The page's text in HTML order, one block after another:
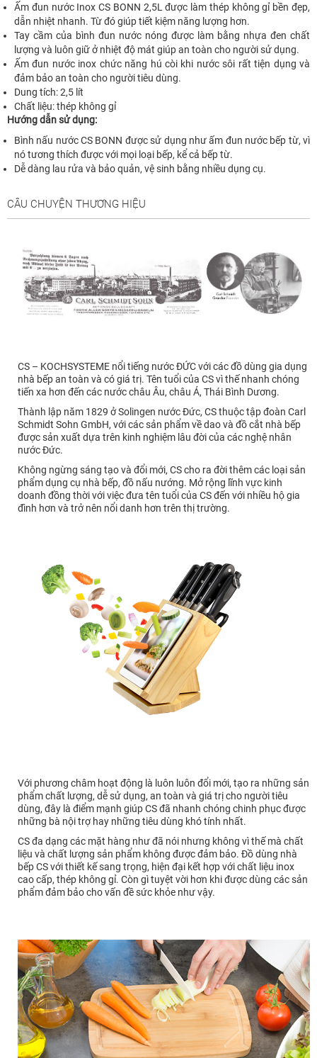
Ấm đun nước Inox CS BONN 2,5L được làm thép không gỉ bền đẹp,
dẫn nhiệt nhanh. Từ đó giúp tiết kiệm năng lượng hơn.
Tay cầm của bình đun nước nóng được làm bằng nhựa đen chất
lượng và luôn giữ ở nhiệt độ mát giúp an toàn cho người sử dụng.
Ấm đun nước inox chức năng hú còi khi nước sôi rất tiện dụng và
đảm bảo an toàn cho người tiêu dùng.
Dung tích: 2,5 lít
Chất liệu: thép không gỉ
Hướng dẫn sử dụng:
Bình nấu nước CS BONN được sử dụng như ấm đun nước bếp từ, vì
nó tương thích được với mọi loại bếp, kể cả bếp từ.
Dễ dàng lau rửa và bảo quản, vệ sinh bằng nhiều dụng cụ.
CÂU CHUYỆN THƯƠNG HIỆU
CS – KOCHSYSTEME nổi tiếng nước ĐỨC với các đồ dùng gia dụng
nhà bếp an toàn và có giá trị. Tên tuổi của CS vì thế nhanh chóng
tiến xa hơn đến các nước châu Âu, châu Á, Thái Bình Dương.
Thành lập năm 1829 ở Solingen nước Đức, CS thuộc tập đoàn Carl
Schmidt Sohn GmbH, với các sản phẩm về dao và đồ cắt nhà bếp
được sản xuất dựa trên kinh nghiệm lâu đời của các nghệ nhân
nước Đức.
Không ngừng sáng tạo và đổi mới, CS cho ra đời thêm các loại sản
phẩm dụng cụ nhà bếp, đồ nấu nướng. Mở rộng lĩnh vực kinh
doanh đồng thời với việc đưa tên tuổi của CS đến với nhiều hộ gia
đình hơn và trở nên nổi danh hơn trên thị trường.
Với phương châm hoạt động là luôn luôn đổi mới, tạo ra những sản
phẩm chất lượng, dễ sử dụng, an toàn và giá trị cho người tiêu
dùng, đây là điểm mạnh giúp CS đã nhanh chóng chinh phục được
những bà nội trợ hay những tiêu dùng khó tính nhất.
CS đa dạng các mặt hàng như đã nói nhưng không vì thế mà chất
liệu và chất lượng sản phẩm không được đảm bảo. Đồ dùng nhà
bếp CS với thiết kế sang trọng, hiện đại kết hợp với chất liệu inox
cao cấp, thép không gỉ. Còn gì tuyệt vời hơn khi được dùng các sản
phẩm đảm bảo cho vấn đề sức khỏe như vậy.